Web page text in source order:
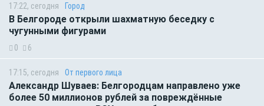
17:22, сегодня Город
В Белгороде открыли шахматную беседку с
чугунными фигурами
0 6
17:15, сегодня От первого лица
Александр Шуваев: Белгородцам направлено уже
более 50 миллионов рублей за повреждённые